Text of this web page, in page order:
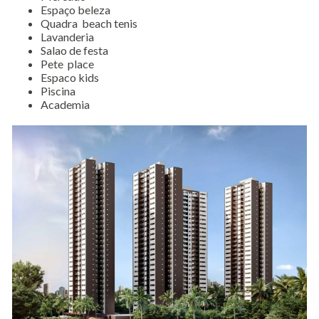
Espaço beleza
Quadra beach tenis
Lavanderia
Salao de festa
Pete place
Espaco kids
Piscina
Academia